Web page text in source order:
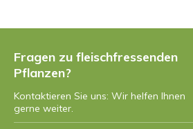
Fragen zu fleischfressenden
Pflanzen?
Kontaktieren Sie uns: Wir helfen Ihnen
gerne weiter.